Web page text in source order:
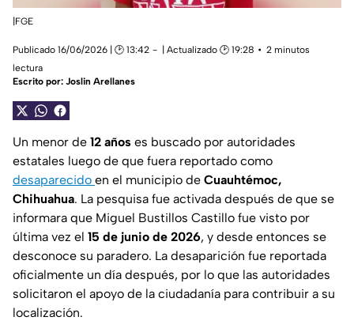
|FGE
Publicado 16/06/2026 | 🕑 13:42 | Actualizado 🕑 19:28
2 minutos
lectura
Escrito por: Joslin Arellanes
Un menor de 12 años es buscado por autoridades
estatales luego de que fuera reportado como
desaparecido en el municipio de Cuauhtémoc,
Chihuahua. La pesquisa fue activada después de que se
informara que Miguel Bustillos Castillo fue visto por
última vez el 15 de junio de 2026, y desde entonces se
desconoce su paradero. La desaparición fue reportada
oficialmente un día después, por lo que las autoridades
solicitaron el apoyo de la ciudadanía para contribuir a su
localización.